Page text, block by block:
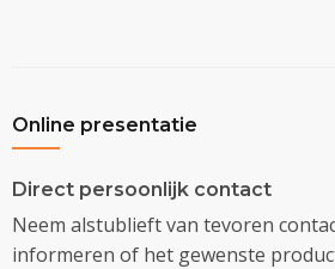
Online presentatie
Direct persoonlijk contact
Neem alstublieft van tevoren
informeren of het gewenste